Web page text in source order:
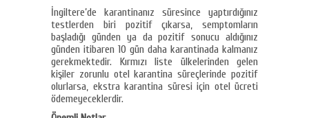
İngiltere’de karantinanız süresince yaptırdığınız
testlerden biri pozitif çıkarsa, semptomların
başladığı günden ya da pozitif sonucu aldığınız
günden itibaren 10 gün daha karantinada kalmanız
gerekmektedir. Kırmızı liste ülkelerinden gelen
kişiler zorunlu otel karantina süreçlerinde pozitif
olurlarsa, ekstra karantina süresi için otel ücreti
ödemeyeceklerdir.